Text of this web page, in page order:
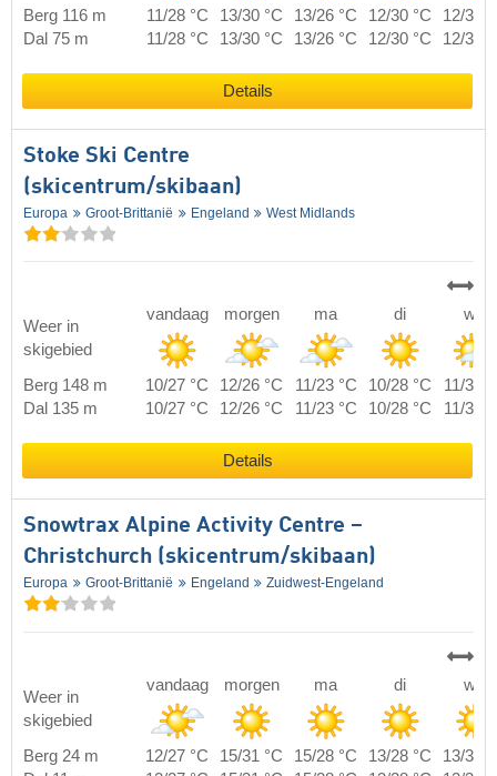
Berg 116 m 11/28 °C 13/30 °C 13/26 °C 12/30 °C
12/34
Dal 75 m
11/28 °C 13/30 °C 13/26 °C 12/30 °C 12/34
Details
Stoke Ski Centre
(skicentrum/skibaan)
Europa Groot-Brittanië Engeland West Midlands
Weer in
skigebied
vandaag morgen ma di wo
Berg 148 m 10/27 °C 12/26 °C 11/23 °C 10/28 °C
11/32
Dal 135 m
10/27 °C 12/26 °C 11/23 °C 10/28 °C 11/32
Details
Snowtrax Alpine Activity Centre –
Christchurch (skicentrum/skibaan)
Europa Groot-Brittanië Engeland Zuidwest-Engeland
Weer in
skigebied
vandaag morgen ma di wo
Berg 24 m 12/27 °C 15/31 °C 15/28 °C 13/28 °C
13/30